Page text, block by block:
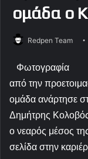
ομάδα ο
Redpen Team
Φωτογραφία
από την
ομάδα ανάρτησε
Δημήτρης
ο νεαρός μέσος
σελίδα στην